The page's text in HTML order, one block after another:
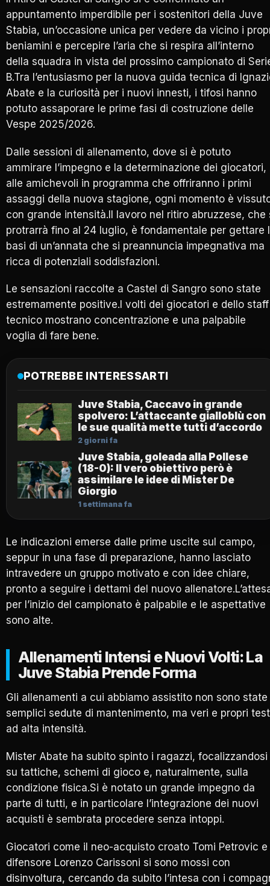
appuntamento imperdibile per i sostenitori della Juve
Stabia, un’occasione unica per vedere da vicino i
beniamini e percepire l’aria che si respira all’interno
della squadra in vista del prossimo campionato di
B.Tra l’entusiasmo per la nuova guida tecnica di
Abate e la curiosità per i nuovi innesti, i tifosi hanno
potuto assaporare le prime fasi di costruzione delle
Vespe 2025/2026.
Dalle sessioni di allenamento, dove si è potuto
ammirare l’impegno e la determinazione dei giocatori,
alle amichevoli in programma che offriranno i primi
assaggi della nuova stagione, ogni momento è
con grande intensità.Il lavoro nel ritiro abruzzese, che
protrarrà fino al 24 luglio, è fondamentale per gettare
basi di un’annata che si preannuncia impegnativa ma
ricca di potenziali soddisfazioni.
Le sensazioni raccolte a Castel di Sangro sono state
estremamente positive.I volti dei giocatori e dello staff
tecnico mostrano concentrazione e una palpabile
voglia di fare bene.
POTREBBE INTERESSARTI
Juve Stabia, Caccavo in grande
spolvero: L’attaccante gialloblù con
le sue qualità mette tutti d’accordo
2 giorni fa
Juve Stabia, goleada alla Pollese
(18-0): Il vero obiettivo però è
assimilare le idee di Mister De
Giorgio
1 settimana fa
Le indicazioni emerse dalle prime uscite sul campo,
seppur in una fase di preparazione, hanno lasciato
intravedere un gruppo motivato e con idee chiare,
pronto a seguire i dettami del nuovo
per l’inizio del campionato è palpabile e le aspettative
sono alte.
Allenamenti Intensi e Nuovi Volti: La
Juve Stabia Prende Forma
Gli allenamenti a cui abbiamo assistito non sono state
semplici sedute di mantenimento, ma veri e propri test
ad alta intensità.
Mister Abate ha subito spinto i ragazzi, focalizzandosi
su tattiche, schemi di gioco e, naturalmente, sulla
condizione fisica.Si è notato un grande impegno da
parte di tutti, e in particolare l’integrazione dei nuovi
acquisti è sembrata procedere senza intoppi.
Giocatori come il neo-acquisto croato Tomi Petrovic e
difensore Lorenzo Carissoni si sono mossi con
disinvoltura, cercando da subito l’intesa con i